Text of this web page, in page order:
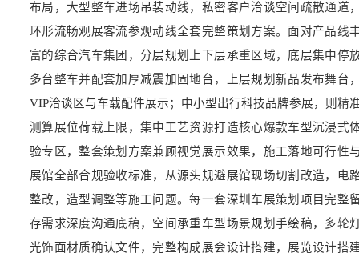
布局，大型整车进场吊装动线，私密客户洽谈空间疏散通道
环形流畅观展客流参观动线全套完整策划方案。面对产品线
富的综合汽车集团，分层规划上下层承重区域，底层集中停
多台整车并配套加厚减震加固地台，上层规划新品发布舞台
VIP洽谈区与车载配件展示；中小型出行科技品牌参展，则精
测算展位荷载上限，集中工艺资源打造核心爆款车型沉浸式
验专区，整套策划方案兼顾视觉展示效果，施工落地可行性
展馆全部合规验收标准，从源头规避展馆现场切割改造，电
整改，造型调整等施工问题。每一套深圳车展策划项目完整
存需求深度沟通底稿，空间承重车型场景规划手绘稿，多轮
光饰面材质确认文件，完整构成展会设计搭建，展览设计搭